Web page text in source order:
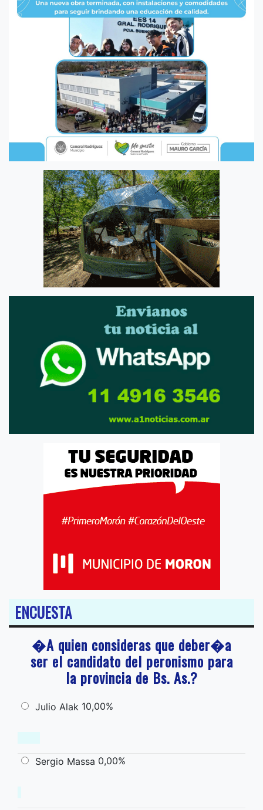
ENCUESTA
�A quien consideras que deber�a
ser el candidato del peronismo para
la provincia de Bs. As.?
Julio Alak 10,00%
Sergio Massa 0,00%